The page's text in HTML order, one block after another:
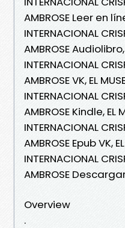
AMBROSE Leer en
INTERNACIONAL
AMBROSE Audiolibro,
INTERNACIONAL
AMBROSE VK, EL
INTERNACIONAL
AMBROSE Kindle, EL
INTERNACIONAL
AMBROSE Epub VK,
INTERNACIONAL
AMBROSE
Overview
.